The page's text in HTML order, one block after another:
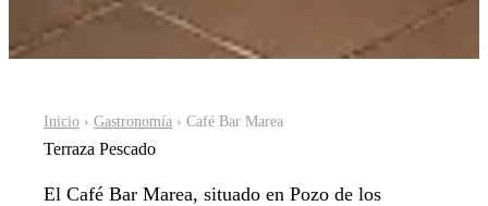
Inicio › Gastronomía › Café Bar Marea
Terraza Pescado
El Café Bar Marea, situado en Pozo de los